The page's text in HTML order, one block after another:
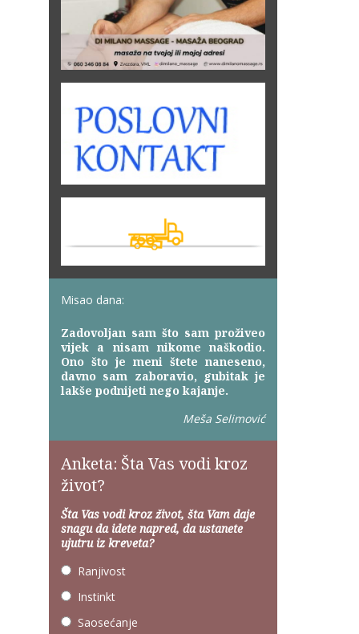
Misao dana:
Zadovoljan sam što sam proživeo
vijek a nisam nikome naškodio.
Ono što je meni štete naneseno,
davno sam zaboravio, gubitak je
lakše podnijeti nego kajanje.
Meša Selimović
Anketa: Šta Vas vodi kroz
život?
Šta Vas vodi kroz život, šta Vam daje
snagu da idete napred, da ustanete
ujutru iz kreveta?
Ranjivost
Instinkt
Saosećanje